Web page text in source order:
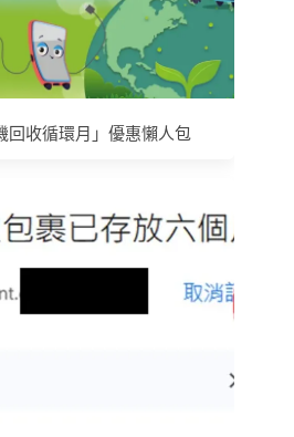
回收循環月」優惠懶人包